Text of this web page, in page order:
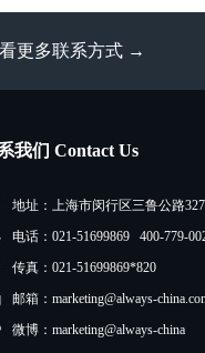
更多联系方式 →
我们 Contact Us
地址：上海市闵行区三鲁公路
电话：021-51699869 400-779-
传真：021-51699869*820
邮箱：marketing@always-
微博：marketing@always-china